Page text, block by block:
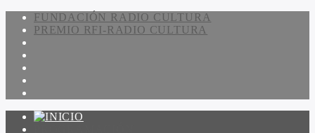
FUNDACIÓN RADIO CULTURA
PREMIO RFI-RADIO CULTURA